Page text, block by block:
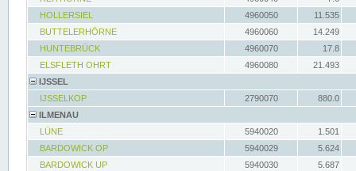
HOLLERSIEL
4960050
11.535
BUTTELERHÖRNE
4960060
14.249
HUNTEBRÜCK
4960070
17.8
ELSFLETH OHRT
4960080
21.493
IJSSEL
IJSSELKOP
2790070
880.0
ILMENAU
LÜNE
5940020
1.501
BARDOWICK OP
5940029
5.624
BARDOWICK UP
5940030
5.687